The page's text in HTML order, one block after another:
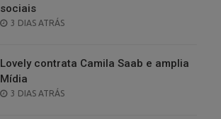
sociais
POSTED
3 DIAS ATRÁS
Lovely contrata Camila Saab e amplia
Mídia
POSTED
3 DIAS ATRÁS